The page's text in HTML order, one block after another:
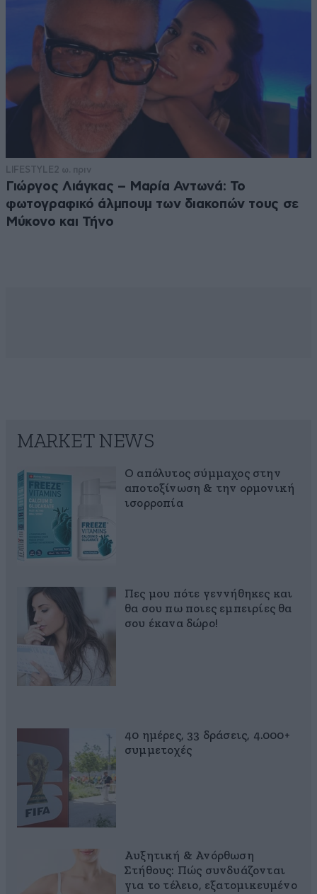
LIFESTYLE2 ω. πριν
Γιώργος Λιάγκας – Μαρία Αντωνά: Το
φωτογραφικό άλμπουμ των διακοπών τους σε
Μύκονο και Τήνο
MARKET NEWS
Ο απόλυτος σύμμαχος στην
αποτοξίνωση & την ορμονική
ισορροπία
Πες μου πότε γεννήθηκες και
θα σου πω ποιες εμπειρίες θα
σου έκανα δώρο!
40 ημέρες, 33 δράσεις, 4.000+
συμμετοχές
Αυξητική & Ανόρθωση
Στήθους: Πώς συνδυάζονται
για το τέλειο, εξατομικευμένο